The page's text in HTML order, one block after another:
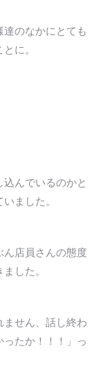
のなかにとても
に。
んでいるのかと
ました。
ん店員さんの態度
した。
ません、話し終わ
たか！！！」っ